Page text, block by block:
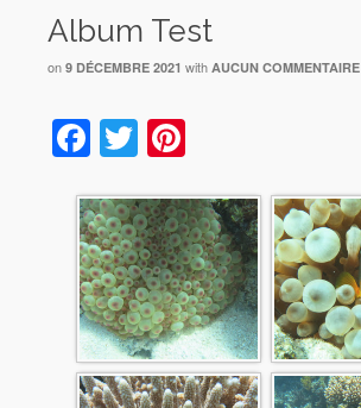
Album Test
on 9 DÉCEMBRE 2021 with AUCUN COMMENTAIRE
Facebook
Twitter